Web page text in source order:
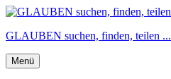
Zum
springen
GLAUBEN suchen, finden, teilen ...
Menü